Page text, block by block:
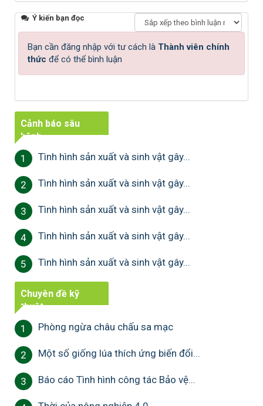
Ý kiến bạn đọc
Bạn cần đăng nhập với tư cách là Thành viên chính
thức để có thể bình luận
Cảnh báo sâu
bệnh
1 Tình hình sản xuất và sinh vật gây...
2 Tình hình sản xuất và sinh vật gây...
3 Tình hình sản xuất và sinh vật gây...
4 Tình hình sản xuất và sinh vật gây...
5 Tình hình sản xuất và sinh vật gây...
Chuyên đề kỹ
thuật
1 Phòng ngừa châu chấu sa mạc
2 Một số giống lúa thích ứng biến đổi...
3 Báo cáo Tình hình công tác Bảo vệ...